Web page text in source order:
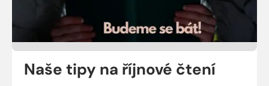
Naše tipy na říjnové čtení